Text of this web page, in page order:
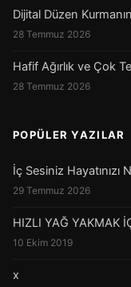
Dijital Düzen
28 Temmuz 2026
Hafif Ağırlık ve Çok
28 Temmuz 2026
POPÜLER YAZILAR
İç Sesiniz Hayatınızı
29 Temmuz 2026
HIZLI YAĞ YAKMAK
10 Ekim 2019
x